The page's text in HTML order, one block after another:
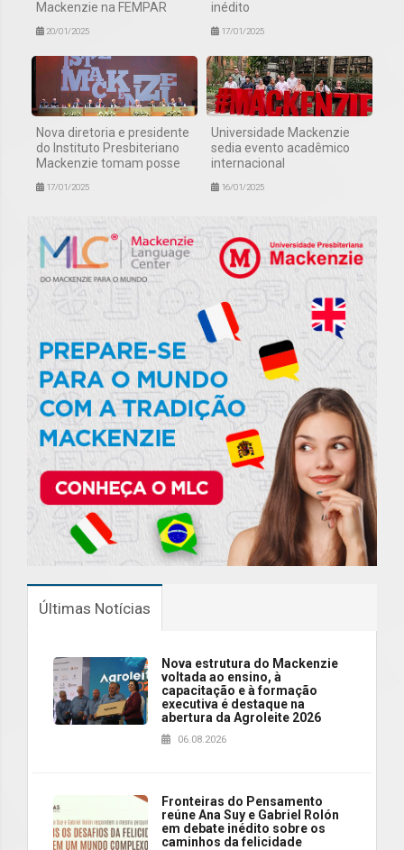
Mackenzie na FEMPAR
20/01/2025
inédito
17/01/2025
Nova diretoria e presidente
do Instituto Presbiteriano
Mackenzie tomam posse
17/01/2025
Universidade Mackenzie
sedia evento acadêmico
internacional
16/01/2025
Últimas Notícias
Nova estrutura do Mackenzie
voltada ao ensino, à
capacitação e à formação
executiva é destaque na
abertura da Agroleite 2026
06.08.2026
Fronteiras do Pensamento
reúne Ana Suy e Gabriel Rolón
em debate inédito sobre os
caminhos da felicidade